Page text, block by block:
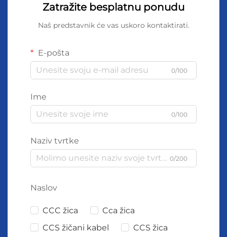
Zatražite besplatnu ponudu
Naš predstavnik će vas uskoro kontaktirati.
E-pošta
0/100
Ime
0/100
Naziv tvrtke
0/200
Naslov
CCC žica
Cca žica
CCS žičani kabel
CCS žica